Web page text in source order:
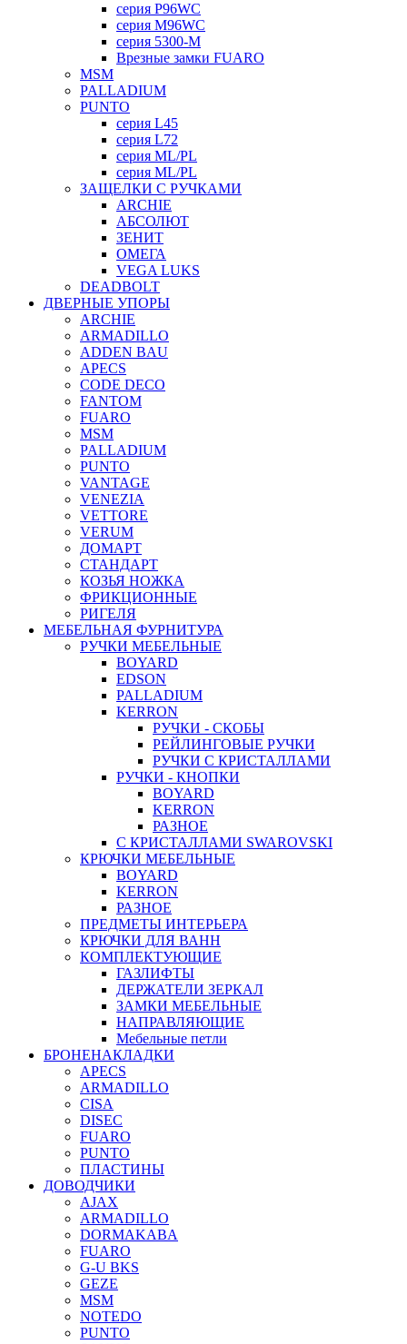
серия P96WC
серия M96WC
серия 5300-M
Врезные замки FUARO
MSM
PALLADIUM
PUNTO
серия L45
серия L72
серия ML/PL
серия ML/PL
ЗАЩЕЛКИ С РУЧКАМИ
ARCHIE
АБСОЛЮТ
ЗЕНИТ
ОМЕГА
VEGA LUKS
DEADBOLT
ДВЕРНЫЕ УПОРЫ
ARCHIE
ARMADILLO
ADDEN BAU
APECS
CODE DECO
FANTOM
FUARO
MSM
PALLADIUM
PUNTO
VANTAGE
VENEZIA
VETTORE
VERUM
ДОМАРТ
СТАНДАРТ
КОЗЬЯ НОЖКА
ФРИКЦИОННЫЕ
РИГЕЛЯ
МЕБЕЛЬНАЯ ФУРНИТУРА
РУЧКИ МЕБЕЛЬНЫЕ
BOYARD
EDSON
PALLADIUM
KERRON
РУЧКИ - СКОБЫ
РЕЙЛИНГОВЫЕ РУЧКИ
РУЧКИ С КРИСТАЛЛАМИ
РУЧКИ - КНОПКИ
BOYARD
KERRON
РАЗНОЕ
С КРИСТАЛЛАМИ SWAROVSKI
КРЮЧКИ МЕБЕЛЬНЫЕ
BOYARD
KERRON
РАЗНОЕ
ПРЕДМЕТЫ ИНТЕРЬЕРА
КРЮЧКИ ДЛЯ ВАНН
КОМПЛЕКТУЮЩИЕ
ГАЗЛИФТЫ
ДЕРЖАТЕЛИ ЗЕРКАЛ
ЗАМКИ МЕБЕЛЬНЫЕ
НАПРАВЛЯЮЩИЕ
Мебельные петли
БРОНЕНАКЛАДКИ
APECS
ARMADILLO
CISA
DISEC
FUARO
PUNTO
ПЛАСТИНЫ
ДОВОДЧИКИ
AJAX
ARMADILLO
DORMAKABA
FUARO
G-U BKS
GEZE
MSM
NOTEDO
PUNTO